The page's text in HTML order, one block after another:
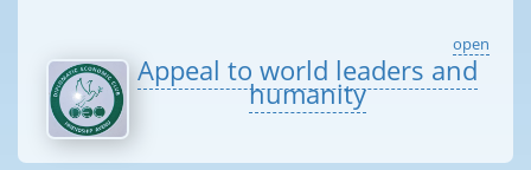
open
Appeal to world leaders and
humanity